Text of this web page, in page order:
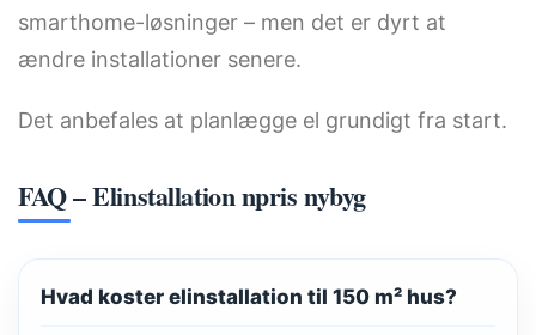
smarthome-løsninger – men det er dyrt at
ændre installationer senere.
Det anbefales at planlægge el grundigt fra start.
FAQ – Elinstallation npris nybyg
Hvad koster elinstallation til 150 m² hus?